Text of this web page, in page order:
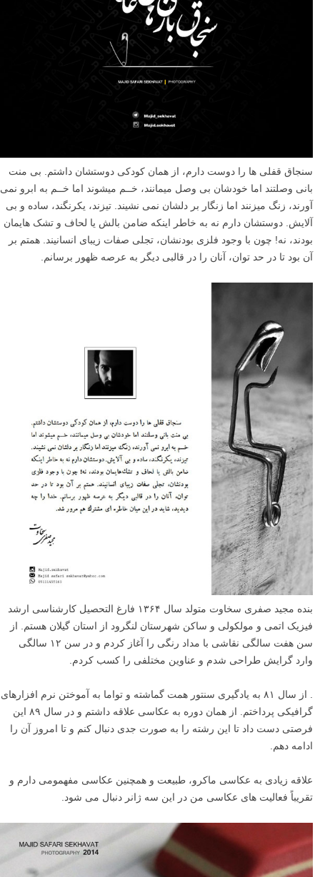
سنجاق قفلی ها را دوست دارم، از همان کودکی دوستشان داشتم. بی منت
بانی وصلتند اما خودشان بی وصل میمانند، خــم میشوند اما خــم به ابرو نمی
آورند، زنگ میزنند اما زنگار بر دلشان نمی نشیند. تیزند، یکرنگند، ساده و بی
آلایش. دوستشان دارم نه به خاطر اینکه ضامن بالش یا لحاف و تشک هایمان
بودند، نه! چون با وجود فلزی بودنشان، تجلی صفات زیبای انسانیند. همتم بر
آن بود تا در حد توان، آنان را در قالبی دیگر به عرصه ظهور برسانم.
بنده مجید صفری سخاوت متولد سال ۱۳۶۴ فارغ التحصیل کارشناسی ارشد
فیزیک اتمی و مولکولی و ساکن شهرستان لنگرود از استان گیلان هستم. از
سن هفت سالگی نقاشی با مداد رنگی را آغاز کردم و در سن ۱۲ سالگی
وارد گرایش طراحی شدم و عناوین مختلفی را کسب کردم.
. از سال ۸۱ به یادگیری سنتور همت گماشته و تواما به آموختن نرم افزارهای
گرافیکی پرداختم. از همان دوره به عکاسی علاقه داشتم و در سال ۸۹ این
فرصتی دست داد تا این رشته را به صورت جدی دنبال کنم و تا امروز آن را
ادامه دهم.
علاقه زیادی به عکاسی ماکرو، طبیعت و همچنین عکاسی مفهمومی دارم و
تقریباً فعالیت های عکاسی من در این سه ژانر دنبال می شود.